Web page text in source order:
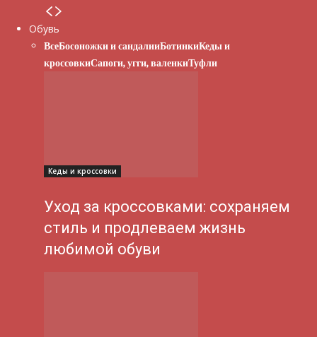
Обувь
ВсеБосоножки и сандалииБотинкиКеды и
кроссовкиСапоги, угги, валенкиТуфли
Кеды и кроссовки
Уход за кроссовками: сохраняем
стиль и продлеваем жизнь
любимой обуви